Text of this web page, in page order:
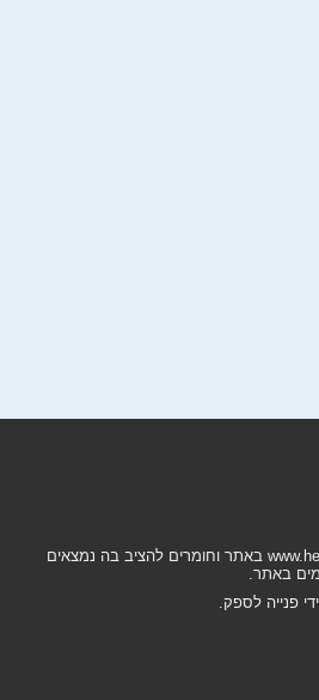
בשעה שימוש מלא או חלקי של חומרים, היפר חובה: מדריך עסקים בישראל "vip.org.il" כל הזכויות על www.he.vip.org.il באתר וחומרים להציב בה נמצאים
פנייה לספק.